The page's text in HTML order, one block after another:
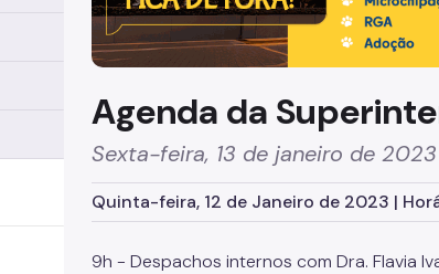
Agenda da
Sexta-feira, 13 de janeiro de 2023
Quinta-feira, 12 de Janeiro de 2023 |
9h - Despachos internos com Dra. Flavia